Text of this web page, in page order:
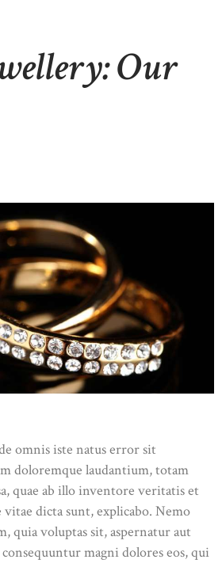
Our
omnis iste natus error sit
doloremque laudantium, totam
quae ab illo inventore veritatis et
vitae dicta sunt, explicabo. Nemo
quia voluptas sit, aspernatur aut
magni dolores eos, qui